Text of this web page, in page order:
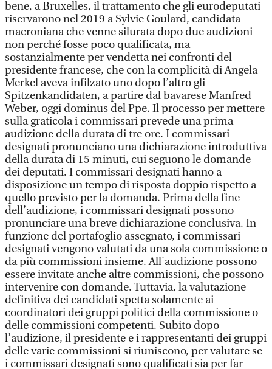
bene, a Bruxelles, il trattamento che gli eurodeputati
riservarono nel 2019 a Sylvie Goulard, candidata
macroniana che venne silurata dopo due audizioni
non perché fosse poco qualificata, ma
sostanzialmente per vendetta nei confronti del
presidente francese, che con la complicità di Angela
Merkel aveva infilzato uno dopo l’altro gli
Spitzenkandidaten, a partire dal bavarese Manfred
Weber, oggi dominus del Ppe. Il processo per mettere
sulla graticola i commissari prevede una prima
audizione della durata di tre ore. I commissari
designati pronunciano una dichiarazione introduttiva
della durata di 15 minuti, cui seguono le domande
dei deputati. I commissari designati hanno a
disposizione un tempo di risposta doppio rispetto a
quello previsto per la domanda. Prima della fine
dell’audizione, i commissari designati possono
pronunciare una breve dichiarazione conclusiva. In
funzione del portafoglio assegnato, i commissari
designati vengono valutati da una sola commissione o
da più commissioni insieme. All'audizione possono
essere invitate anche altre commissioni, che possono
intervenire con domande. Tuttavia, la valutazione
definitiva dei candidati spetta solamente ai
coordinatori dei gruppi politici della commissione o
delle commissioni competenti. Subito dopo
l’audizione, il presidente e i rappresentanti dei gruppi
delle varie commissioni si riuniscono, per valutare se
i commissari designati sono qualificati sia per far